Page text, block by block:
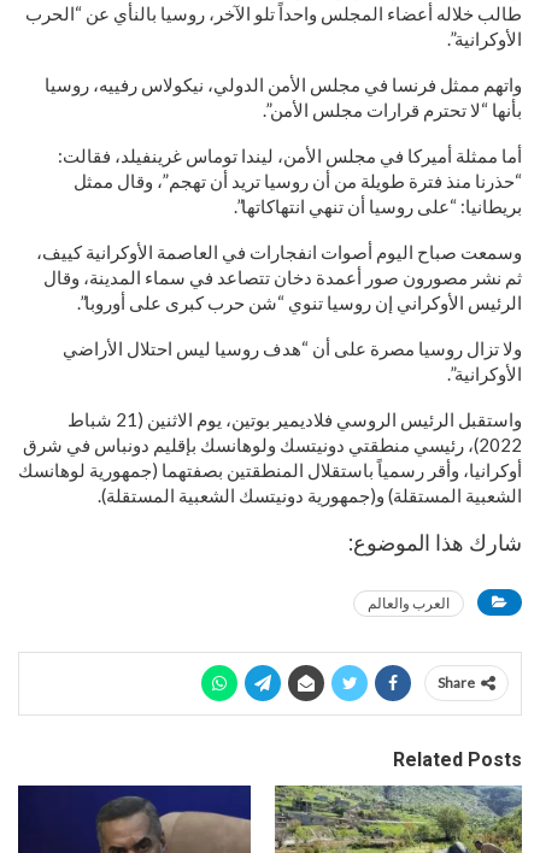
طالب خلاله أعضاء المجلس واحداً تلو الآخر، روسيا بالنأي عن “الحرب
الأوكرانية”.
واتهم ممثل فرنسا في مجلس الأمن الدولي، نيكولاس رفييه، روسيا
بأنها “لا تحترم قرارات مجلس الأمن”.
أما ممثلة أميركا في مجلس الأمن، ليندا توماس غرينفيلد، فقالت:
“حذرنا منذ فترة طويلة من أن روسيا تريد أن تهجم”، وقال ممثل
بريطانيا: “على روسيا أن تنهي انتهاكاتها”.
وسمعت صباح اليوم أصوات انفجارات في العاصمة الأوكرانية كييف،
ثم نشر مصورون صور أعمدة دخان تتصاعد في سماء المدينة، وقال
الرئيس الأوكراني إن روسيا تنوي “شن حرب كبرى على أوروبا”.
ولا تزال روسيا مصرة على أن “هدف روسيا ليس احتلال الأراضي
الأوكرانية”.
واستقبل الرئيس الروسي فلاديمير بوتين، يوم الاثنين (21 شباط
2022)، رئيسي منطقتي دونيتسك ولوهانسك بإقليم دونباس في شرق
أوكرانيا، وأقر رسمياً باستقلال المنطقتين بصفتهما (جمهورية لوهانسك
الشعبية المستقلة) و(جمهورية دونيتسك الشعبية المستقلة).
شارك هذا الموضوع:
العرب والعالم
Share
Related Posts